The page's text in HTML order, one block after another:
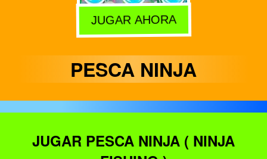
JUGAR AHORA
PESCA NINJA
JUGAR PESCA NINJA ( NINJA